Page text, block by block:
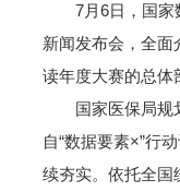
7月6日，国家数
新闻发布会，全面
读年度大赛的总体
国家医保局规划
自“数据要素×”行
续夯实。依托全国